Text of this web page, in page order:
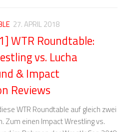
27. APRIL 2018
WTR Roundtable:
vs. Lucha
& Impact
Reviews
WTR Roundtable auf gleich zwei
Zum einen Impact Wrestling vs.